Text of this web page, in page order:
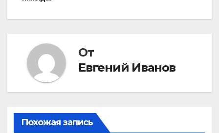
От
Евгений Иванов
Похожая запись